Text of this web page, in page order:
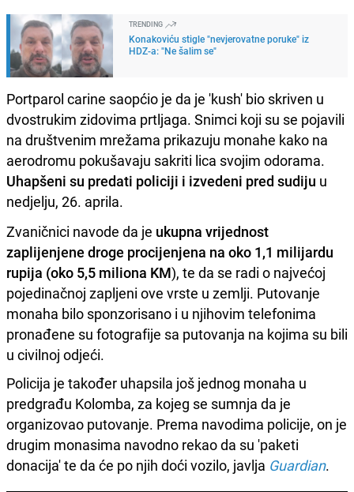
TRENDING
Konakoviću stigle "nevjerovatne poruke" iz
HDZ-a: "Ne šalim se"
Portparol carine saopćio je da je 'kush' bio skriven u
dvostrukim zidovima prtljaga. Snimci koji su se pojavili
na društvenim mrežama prikazuju monahe kako na
aerodromu pokušavaju sakriti lica svojim odorama.
Uhapšeni su predati policiji i izvedeni pred sudiju u
nedjelju, 26. aprila.
Zvaničnici navode da je ukupna vrijednost
zaplijenjene droge procijenjena na oko 1,1 milijardu
rupija (oko 5,5 miliona KM), te da se radi o najvećoj
pojedinačnoj zapljeni ove vrste u zemlji. Putovanje
monaha bilo sponzorisano i u njihovim telefonima
pronađene su fotografije sa putovanja na kojima su bili
u civilnoj odjeći.
Policija je također uhapsila još jednog monaha u
predgrađu Kolomba, za kojeg se sumnja da je
organizovao putovanje. Prema navodima policije, on je
drugim monasima navodno rekao da su 'paketi
donacija' te da će po njih doći vozilo, javlja Guardian.